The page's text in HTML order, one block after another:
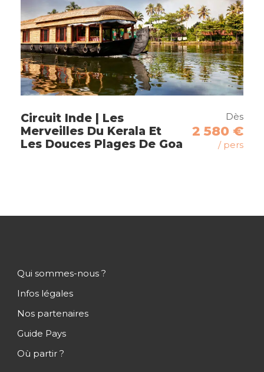
Rangiroa
Tahiti
Itinéraire
reposer de votre long voyage.
Jour 2
Marquises)
Circuit Inde | Les
Merveilles Du Kerala Et
Les Douces Plages De Goa
Dès
2 580 €
/ pers
Qui sommes-nous ?
Infos légales
Nos partenaires
Guide Pays
Où partir ?